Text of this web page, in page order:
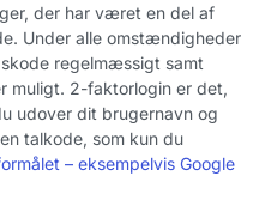
der har været en del af
Under alle omstændigheder
regelmæssigt samt
muligt. 2-faktorlogin er det,
udover dit brugernavn og
talkode, som kun du
– eksempelvis Google